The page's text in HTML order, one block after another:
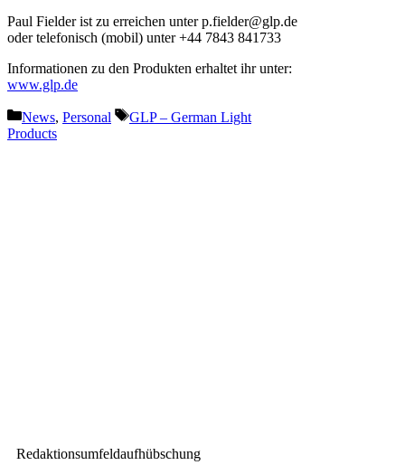
Paul Fielder ist zu erreichen unter p.fielder@glp.de
oder telefonisch (mobil) unter +44 7843 841733
Informationen zu den Produkten erhaltet ihr unter:
www.glp.de
Kategorien
News, Personal Schlagwörter
GLP – German Light
Products
Redaktionsumfeldaufhübschung